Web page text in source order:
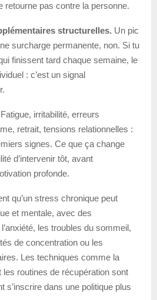
retourne pas contre la personne.
structurelles. Un pic
surcharge permanente, non. Si tu
finissent tard chaque semaine, le
: c’est un signal
Fatigue, irritabilité, erreurs
retrait, tensions relationnelles :
signes. Ce que ça change
d’intervenir tôt, avant
profonde.
qu’un stress chronique peut
et mentale, avec des
les troubles du sommeil,
de concentration ou les
Les techniques comme la
les routines de récupération sont
s’inscrire dans une politique plus